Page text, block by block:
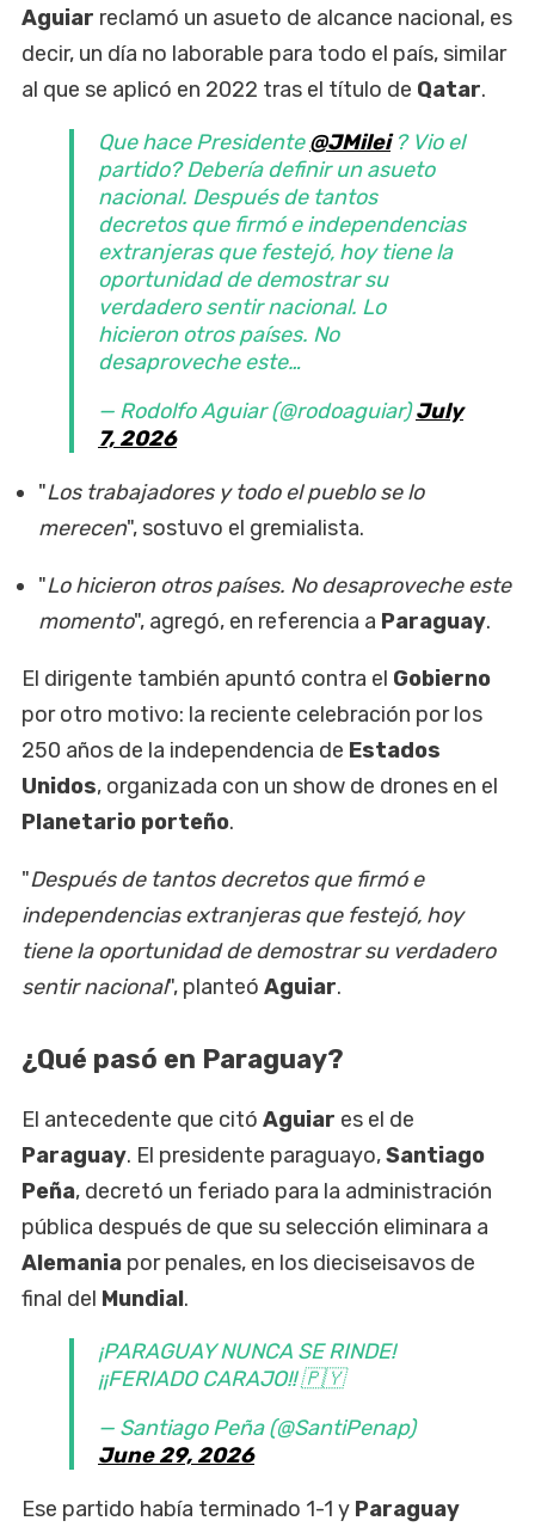
Aguiar reclamó un asueto de alcance nacional, es
decir, un día no laborable para todo el país, similar
al que se aplicó en 2022 tras el título de Qatar.
Que hace Presidente@JMilei? Vio el
partido? Debería definir un asueto
nacional. Después de tantos
decretos que firmó e independencias
extranjeras que festejó, hoy tiene la
oportunidad de demostrar su
verdadero sentir nacional. Lo
hicieron otros países. No
desaproveche este…
— Rodolfo Aguiar (@rodoaguiar)July
7, 2026
"Los trabajadores y todo el pueblo se lo
merecen", sostuvo el gremialista.
"Lo hicieron otros países. No desaproveche este
momento", agregó, en referencia a Paraguay.
El dirigente también apuntó contra el Gobierno
por otro motivo: la reciente celebración por los
250 años de la independencia de Estados
Unidos, organizada con un show de drones en el
Planetario porteño.
"Después de tantos decretos que firmó e
independencias extranjeras que festejó, hoy
tiene la oportunidad de demostrar su verdadero
sentir nacional", planteó Aguiar.
¿Qué pasó en Paraguay?
El antecedente que citó Aguiar es el de
Paraguay. El presidente paraguayo,Santiago
Peña, decretó un feriado para la administración
pública después de que su selección eliminara a
Alemania por penales, en los dieciseisavos de
final del Mundial.
¡PARAGUAY NUNCA SE RINDE!
¡¡FERIADO CARAJO!! 🇵🇾
— Santiago Peña (@SantiPenap)
June 29, 2026
Ese partido había terminado 1-1 y Paraguay